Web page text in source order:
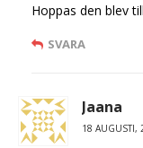
Hoppas den blev
SVARA
Jaana
18 AUGUSTI,